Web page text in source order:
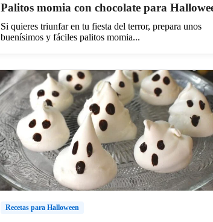
Palitos momia con chocolate para
Si quieres triunfar en tu fiesta del terror, prepara unos
buenísimos y fáciles palitos momia...
Recetas para Halloween